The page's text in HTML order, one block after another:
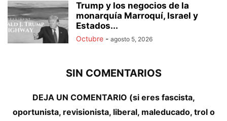
Trump y los negocios de la
monarquía Marroquí, Israel y
Estados...
Octubre - agosto 5, 2026
SIN COMENTARIOS
DEJA UN COMENTARIO (si eres fascista,
oportunista, revisionista, liberal, maleducado, trol o